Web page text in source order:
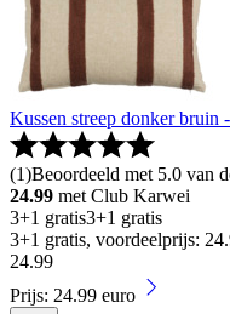
Kussen streep donker bruin
(1)Beoordeeld met 5.0 van
24.99 met Club Karwei
3+1 gratis3+1 gratis
3+1 gratis, voordeelprijs:
24.99
Prijs: 24.99 euro